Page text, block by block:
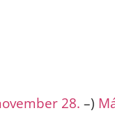
28. –)